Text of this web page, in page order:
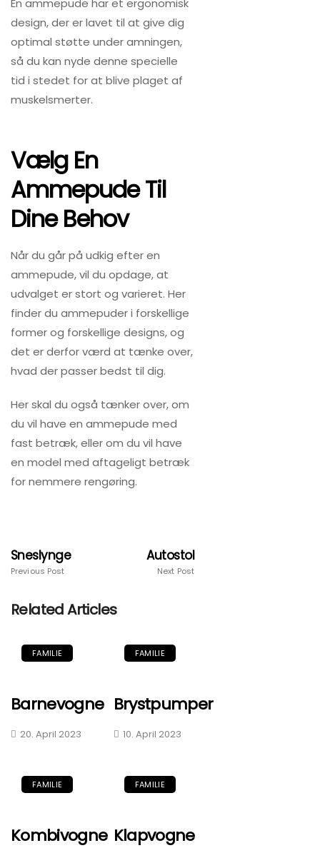
En ammepude har et ergonomisk
design, der er lavet til at give dig
optimal støtte under amningen,
så du kan nyde denne specielle
tid i stedet for at blive plaget af
muskelsmerter.
Vælg En
Ammepude Til
Dine Behov
Når du går på udkig efter en
ammepude, vil du opdage, at
udvalget er stort og varieret. Her
finder du ammepuder i forskellige
former og forskellige designs, og
det er derfor værd at tænke over,
hvad der passer bedst til dig.
Her skal du også tænker over, om
du vil have en ammepude med
fast betræk, eller om du vil have
en model med aftageligt betræk
for nemmere rengøring.
Sneslynge
Previous Post
Autostol
Next Post
Related Articles
FAMILIE
Barnevogne
20. April 2023
FAMILIE
Brystpumper
10. April 2023
FAMILIE
Kombivogne
FAMILIE
Klapvogne